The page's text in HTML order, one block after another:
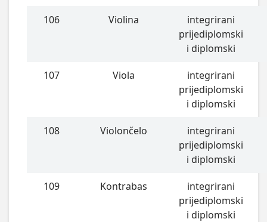
106 Violina
integrirani
prijediplomski
i diplomski
107 Viola
integrirani
prijediplomski
i diplomski
108 Violončelo
integrirani
prijediplomski
i diplomski
109 Kontrabas
integrirani
prijediplomski
i diplomski